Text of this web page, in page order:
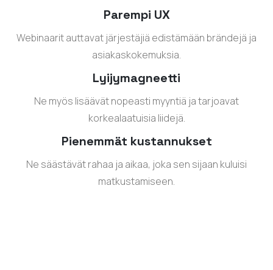
Parempi UX
Webinaarit auttavat järjestäjiä edistämään brändejä ja
asiakaskokemuksia.
Lyijymagneetti
Ne myös lisäävät nopeasti myyntiä ja tarjoavat
korkealaatuisia liidejä.
Pienemmät kustannukset
Ne säästävät rahaa ja aikaa, joka sen sijaan kuluisi
matkustamiseen.